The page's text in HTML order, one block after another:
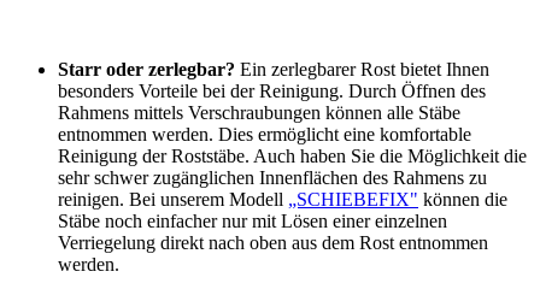
Starr oder zerlegbar? Ein zerlegbarer Rost bietet Ihnen
besonders Vorteile bei der Reinigung. Durch Öffnen des
Rahmens mittels Verschraubungen können alle Stäbe
entnommen werden. Dies ermöglicht eine komfortable
Reinigung der Roststäbe. Auch haben Sie die Möglichkeit die
sehr schwer zugänglichen Innenflächen des Rahmens zu
reinigen. Bei unserem Modell „SCHIEBEFIX" können die
Stäbe noch einfacher nur mit Lösen einer einzelnen
Verriegelung direkt nach oben aus dem Rost entnommen
werden.